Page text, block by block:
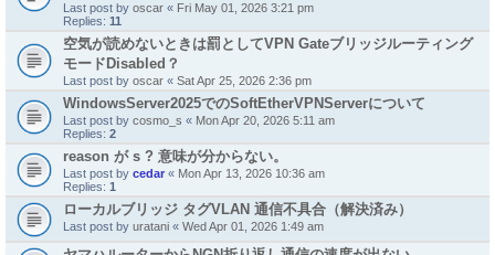
Last post by oscar « Fri May 01, 2026 3:21 pm
Replies: 11
空気が読めないときは罰としてVPN Gateブリッジルーティング
モードDisabled？
Last post by oscar « Sat Apr 25, 2026 2:36 pm
WindowsServer2025でのSoftEtherVPNServerについて
Last post by cosmo_s « Mon Apr 20, 2026 5:11 am
Replies: 2
reason が s ? 意味が分からない。
Last post by cedar « Mon Apr 13, 2026 10:36 am
Replies: 1
ローカルブリッジ タグVLAN 通信不具合（解決済み）
Last post by uratani « Wed Apr 01, 2026 1:49 am